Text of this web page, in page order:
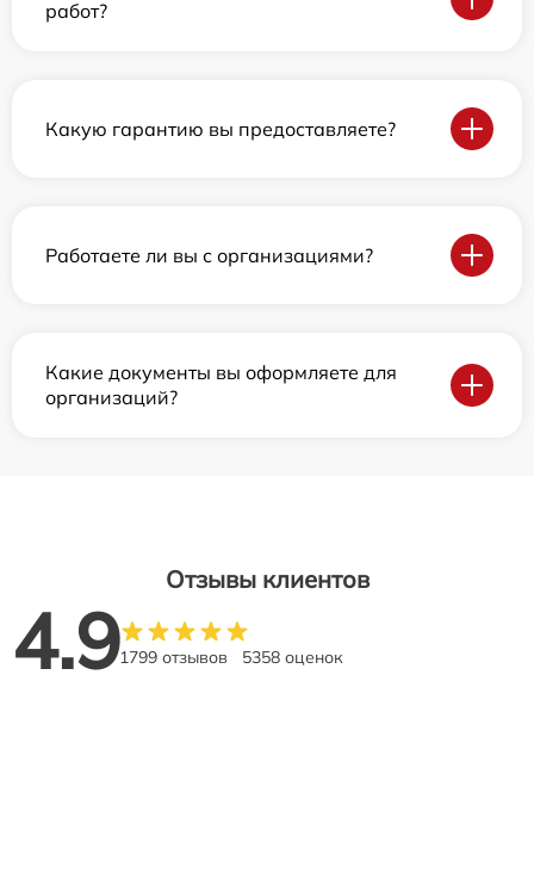
работ?
Какую гарантию вы предоставляете?
Работаете ли вы с организациями?
Какие документы вы оформляете для
организаций?
Отзывы клиентов
4.91799 отзывов 5358 оценок